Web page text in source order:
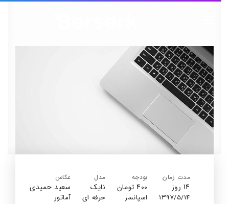
مدت زمان
1397/5/14
بودجه
400 تومان
اسپانسر
مدل
نایک
حرفه ای
عکاس
سعید حمیدی
آماتور